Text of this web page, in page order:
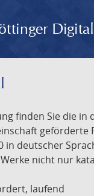
finden Sie die
geförderte
in deutscher
nicht nur
laufend